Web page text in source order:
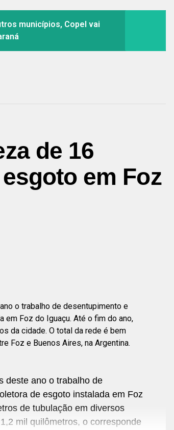
municípios, Copel vai
de 16
em Foz
o trabalho de desentupimento e
Foz do Iguaçu. Até o fim do ano,
da cidade. O total da rede é bem
Foz e Buenos Aires, na Argentina.
deste ano o trabalho de
de esgoto instalada em Foz
de tubulação em diversos
mil quilômetros, o corresponde